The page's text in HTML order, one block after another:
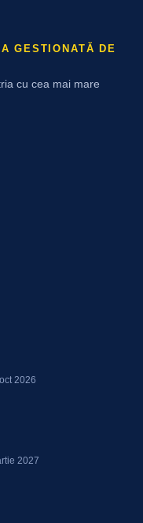
GESTIONATĂ DE
cu cea mai mare
2026
2027